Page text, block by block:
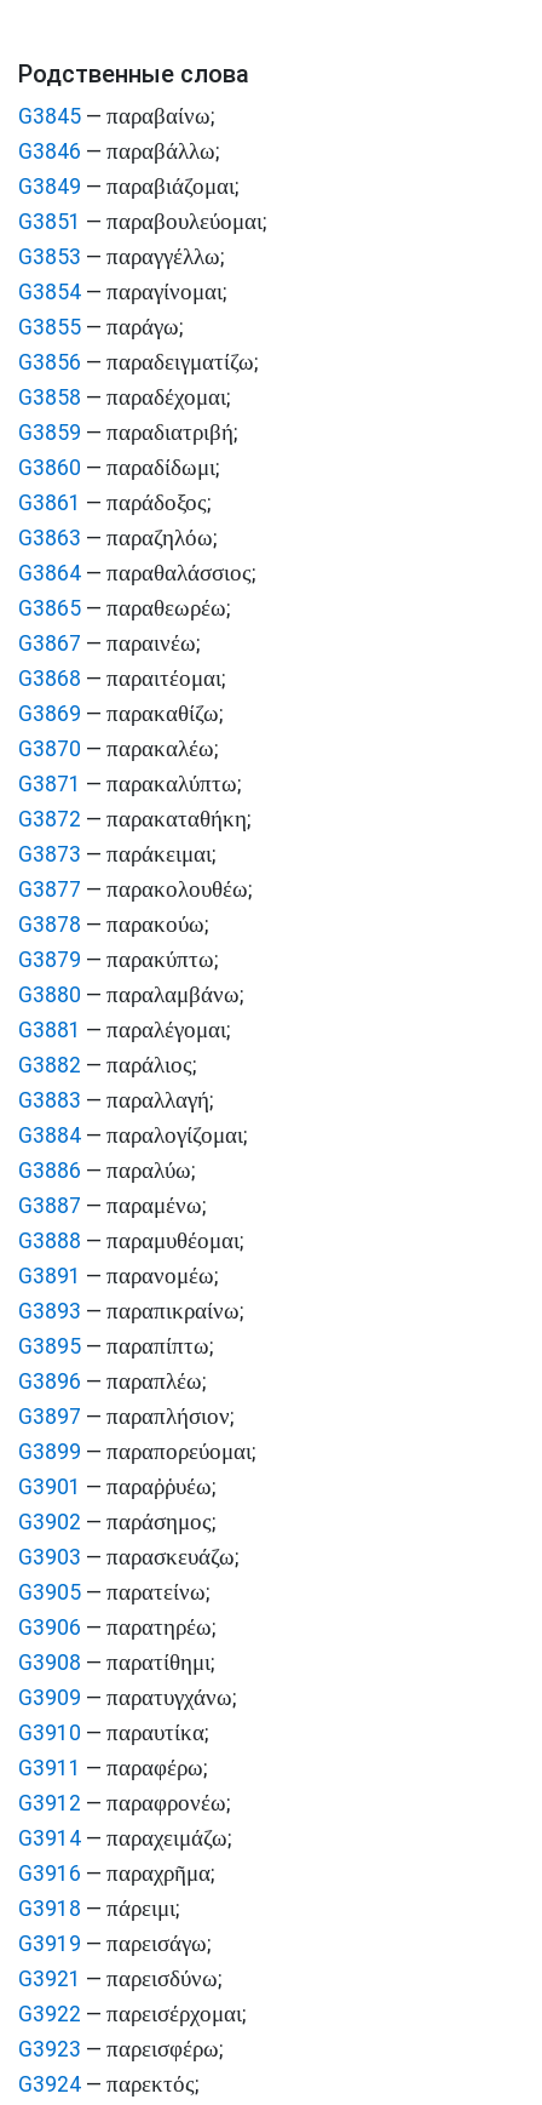
Родственные слова
G3845 — παραβαίνω;
G3846 — παραβάλλω;
G3849 — παραβιάζομαι;
G3851 — παραβουλεύομαι;
G3853 — παραγγέλλω;
G3854 — παραγίνομαι;
G3855 — παράγω;
G3856 — παραδειγματίζω;
G3858 — παραδέχομαι;
G3859 — παραδιατριβή;
G3860 — παραδίδωμι;
G3861 — παράδοξος;
G3863 — παραζηλόω;
G3864 — παραθαλάσσιος;
G3865 — παραθεωρέω;
G3867 — παραινέω;
G3868 — παραιτέομαι;
G3869 — παρακαθίζω;
G3870 — παρακαλέω;
G3871 — παρακαλύπτω;
G3872 — παρακαταθήκη;
G3873 — παράκειμαι;
G3877 — παρακολουθέω;
G3878 — παρακούω;
G3879 — παρακύπτω;
G3880 — παραλαμβάνω;
G3881 — παραλέγομαι;
G3882 — παράλιος;
G3883 — παραλλαγή;
G3884 — παραλογίζομαι;
G3886 — παραλύω;
G3887 — παραμένω;
G3888 — παραμυθέομαι;
G3891 — παρανομέω;
G3893 — παραπικραίνω;
G3895 — παραπίπτω;
G3896 — παραπλέω;
G3897 — παραπλήσιον;
G3899 — παραπορεύομαι;
G3901 — παραῤῥυέω;
G3902 — παράσημος;
G3903 — παρασκευάζω;
G3905 — παρατείνω;
G3906 — παρατηρέω;
G3908 — παρατίθημι;
G3909 — παρατυγχάνω;
G3910 — παραυτίκα;
G3911 — παραφέρω;
G3912 — παραφρονέω;
G3914 — παραχειμάζω;
G3916 — παραχρῆμα;
G3918 — πάρειμι;
G3919 — παρεισάγω;
G3921 — παρεισδύνω;
G3922 — παρεισέρχομαι;
G3923 — παρεισφέρω;
G3924 — παρεκτός;